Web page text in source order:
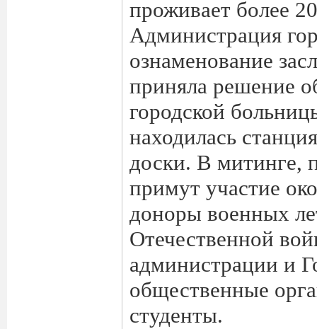
проживает более
Администрация
ознаменование
приняла решение
городской
находилась
доски. В митинге,
примут участие
доноры военных
Отечественной
администрации и
общественные
студенты.